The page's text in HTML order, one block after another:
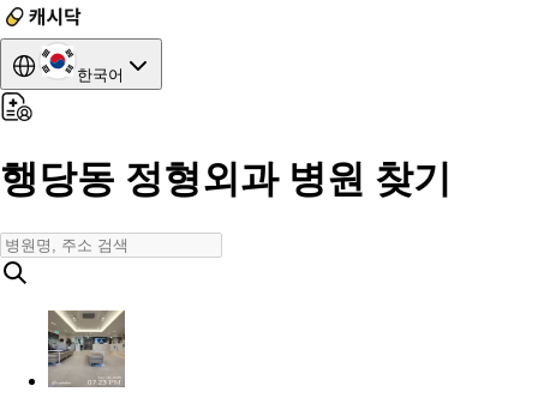
한국어
행당동 정형외과 병원 찾기